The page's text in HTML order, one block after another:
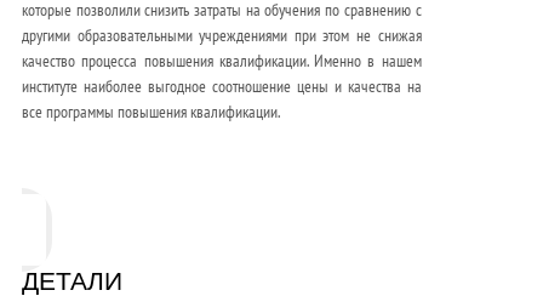
которые позволили снизить затраты на обучения по сравнению с
другими образовательными учреждениями при этом не снижая
качество процесса повышения квалификации. Именно в нашем
институте наиболее выгодное соотношение цены и качества на
все программы повышения квалификации.
ДЕТАЛИ